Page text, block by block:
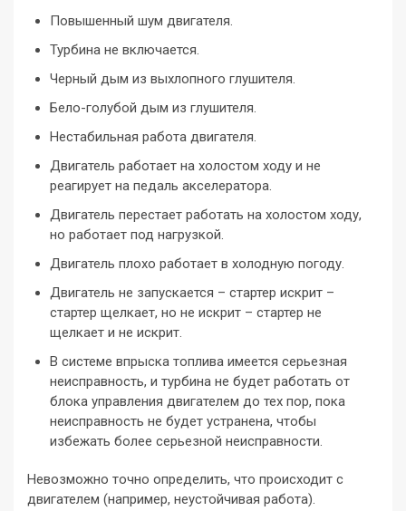
Повышенный шум двигателя.
Турбина не включается.
Черный дым из выхлопного глушителя.
Бело-голубой дым из глушителя.
Нестабильная работа двигателя.
Двигатель работает на холостом ходу и не
реагирует на педаль акселератора.
Двигатель перестает работать на холостом ходу,
но работает под нагрузкой.
Двигатель плохо работает в холодную погоду.
Двигатель не запускается – стартер искрит –
стартер щелкает, но не искрит – стартер не
щелкает и не искрит.
В системе впрыска топлива имеется серьезная
неисправность, и турбина не будет работать от
блока управления двигателем до тех пор, пока
неисправность не будет устранена, чтобы
избежать более серьезной неисправности.
Невозможно точно определить, что происходит с
двигателем (например, неустойчивая работа).